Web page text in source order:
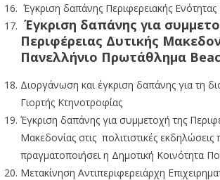
Έγκριση δαπάνης Περιφερειακής
Έγκριση δαπάνης για
Περιφέρειας Δυτικής
Πανελλήνιο Πρωτάθλημα
Διοργάνωση και έγκριση δαπάνης για τη
Γιορτής Κτηνοτροφίας
Έγκριση δαπάνης για συμμετοχή της
Μακεδονίας στις πολιτιστικές
πραγματοποιήσει η Δημοτική Κοινότητα
Μετακίνηση Αντιπεριφερειάρχη